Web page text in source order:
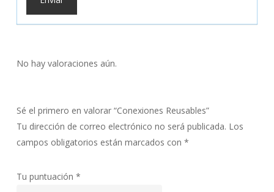
No hay valoraciones aún.
Sé el primero en valorar “Conexiones Reusables”
Tu dirección de correo electrónico no será publicada. Los
campos obligatorios están marcados con *
Tu puntuación *